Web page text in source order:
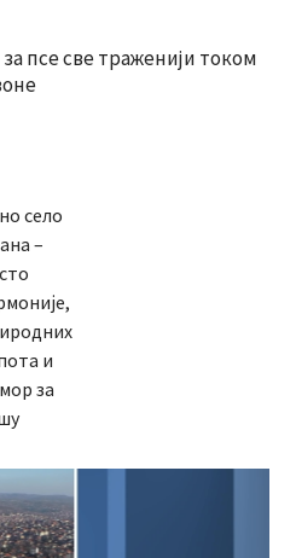
псе све траженији током
село
–
и
за